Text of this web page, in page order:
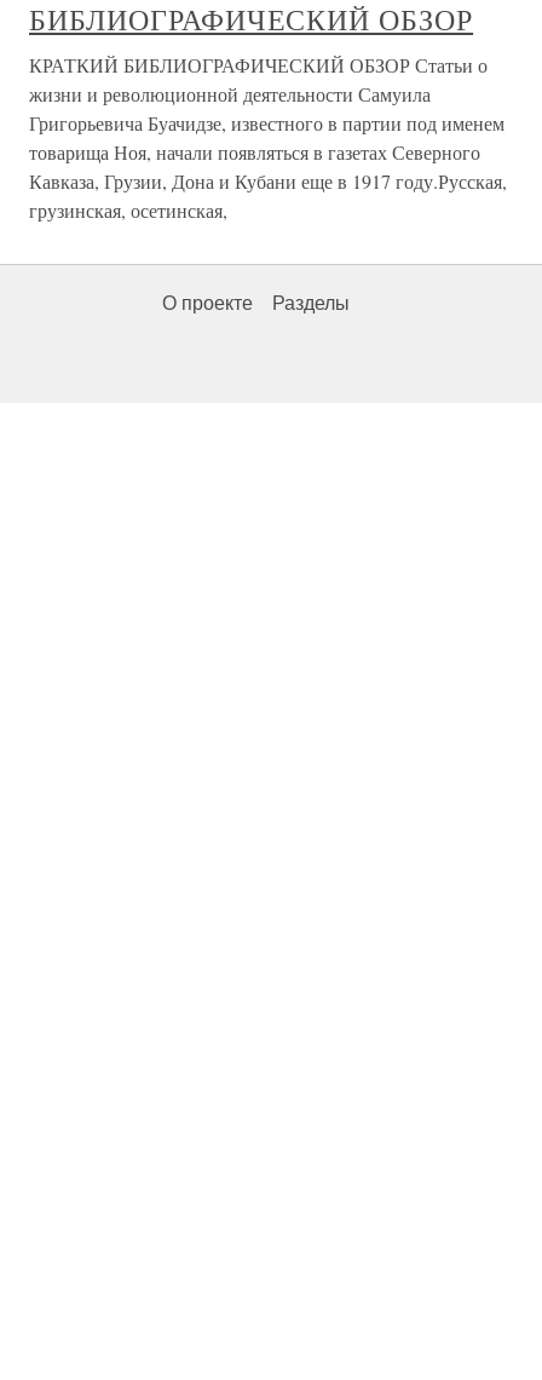
БИБЛИОГРАФИЧЕСКИЙ ОБЗОР
КРАТКИЙ БИБЛИОГРАФИЧЕСКИЙ ОБЗОР Статьи о
жизни и революционной деятельности Самуила
Григорьевича Буачидзе, известного в партии под именем
товарища Ноя, начали появляться в газетах Северного
Кавказа, Грузии, Дона и Кубани еще в 1917 году.Русская,
грузинская, осетинская,
О проекте Разделы